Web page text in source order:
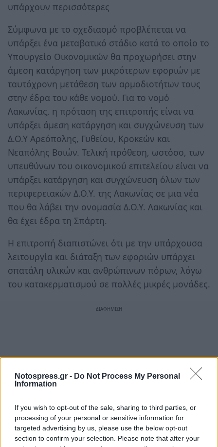
Notospress.gr - Do Not Process My Personal
Information
If you wish to opt-out of the sale, sharing to third parties, or
processing of your personal or sensitive information for
targeted advertising by us, please use the below opt-out
section to confirm your selection. Please note that after your
υπάρχουν περισσότερες
Σύμφωνα με το σχεδιασμό προβλέπεται να
υπάρξει ένα μεταβατικό στάδιο κατά το οποίο το
Υπουργείο Οικονομικών θα προχωρήσει στην
άμεση κατάργηση των μικρότερων εφοριών με
ταυτόχρονη μετάθεση των αρμοδιοτήτων τους
στην έδρα του κάθε νομού. Για το νομό
Λακωνίας, η πρόταση της επιτροπής είναι να
υπάρξει άμεση κατάργηση και συγχώνευση των
Δ.Ο.Υ Αρεόπολης, Γυθείου, Κροκεών και
Νεαπόλης Βοιών. Τελική πρόθεση, ωστόσο, των
υπευθύνων του οικονομικού επιτελείου είναι να
υπάρξει κατάργηση και συγχώνευση όλων των
περιφερειακών Δ.Ο.Υ. της Λακωνίας σε μια νέα
που θα λάβει την ονομασία Δ.Ο.Υ. Λακωνίας και
θα έχει έδρα τη Σπάρτη.
Η επιτροπή διαπιστώνει ότι με την υπάρχουσα
λειτουργία και διάταξη των εφοριών υπάρχει
σπατάλη υλικών και ανθρώπινων πόρων, λόγω
του κατακερματισμού σε πολλές μικρές μονάδες.